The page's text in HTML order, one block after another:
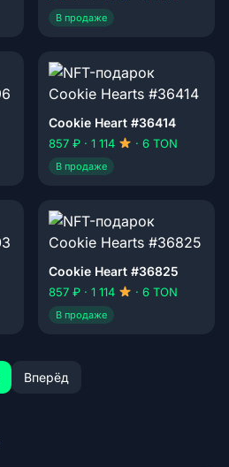
В продаже
Cookie Heart #36414
857 ₽ · 1 114 · 6 TON
В продаже
Cookie Heart #36825
857 ₽ · 1 114 · 6 TON
В продаже
Вперёд